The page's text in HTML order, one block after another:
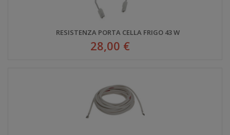
RESISTENZA PORTA CELLA FRIGO 43 W
28,00 €